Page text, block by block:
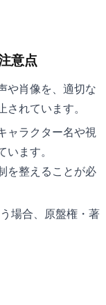
意点
や肖像を、適切な
されています。
ャラクター名や視
ます。
を整えることが必
場合、原盤権・著